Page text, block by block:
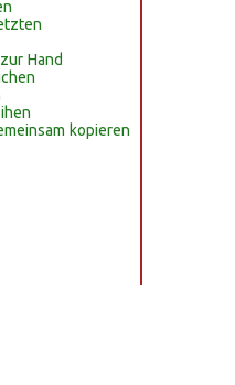
Hand
kopieren